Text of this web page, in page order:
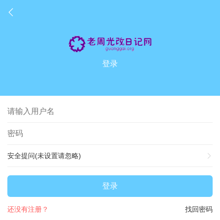
登录
安全提问(未设置请忽略)
登录
找回密码
还没有注册？